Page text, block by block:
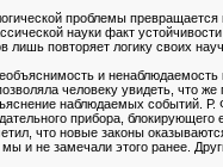
проблемы
науки факт
повторяет логику своих
и
человеку увидеть, что
наблюдаемых событий.
прибора,
что новые законы
не замечали этого ранее.